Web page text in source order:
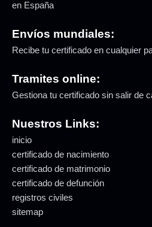
en España
Envíos mundiales:
Recibe tu certificado en cualquier
Tramites online:
Gestiona tu certificado sin salir de
Nuestros Links:
inicio
certificado de nacimiento
certificado de matrimonio
certificado de defunción
registros civiles
sitemap